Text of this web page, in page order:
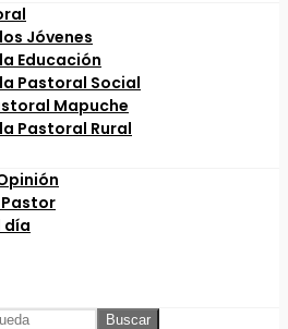
Jóvenes
Educación
Pastoral Social
Mapuche
Pastoral Rural
Pastor
día
Buscar